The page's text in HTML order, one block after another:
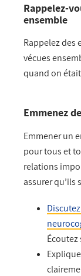
Rappelez-
ensemble
Rappelez des
vécues
quand on
Emmenez d
Emmener un
pour tous et
relations
assurer qu’ils